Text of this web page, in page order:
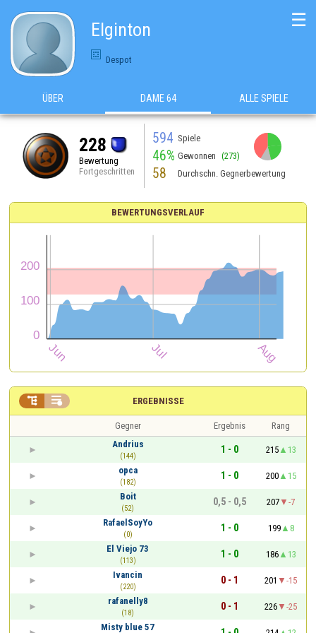
Elginton
Despot
☰
ÜBER DAME 64 ALLE SPIELE
228
Bewertung
Fortgeschritten
594 Spiele
46% Gewonnen (273)
58 Durchschn. Gegnerbewertung
BEWERTUNGSVERLAUF
ERGEBNISSE
 
Gegner Ergebnis
Rang
Andrius
(144)
1 - 0 215
13
opca
(182)
1 - 0 200
15
Boit
(52)
0,5 - 0,5 207
-7
RafaelSoyYo
(0)
1 - 0 199
8
El Viejo 73
(113)
1 - 0 186
13
Ivancin
(220)
0 - 1 201
-15
rafanelly8
(18)
0 - 1 226
-25
Misty blue 57